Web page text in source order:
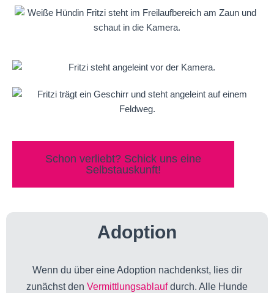
Schon verliebt? Schick uns eine
Selbstauskunft!
Adoption
Wenn du über eine Adoption nachdenkst, lies dir
zunächst den Vermittlungsablaufdurch. Alle Hunde